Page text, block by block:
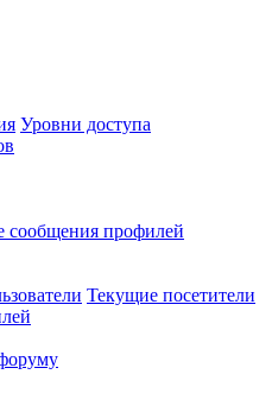
Уровни доступа
сообщения профилей
Текущие посетители